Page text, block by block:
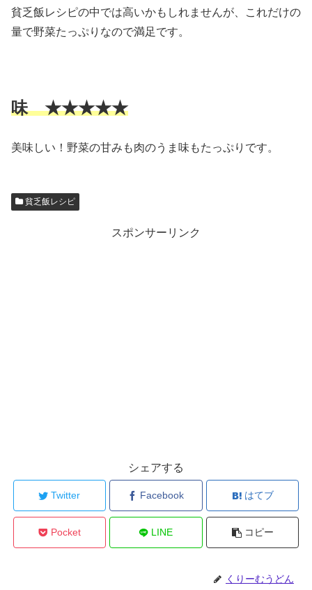
貧乏飯レシピの中では高いかもしれませんが、これだけの
量で野菜たっぷりなので満足です。
味 ★★★★★
美味しい！野菜の甘みも肉のうま味もたっぷりです。
貧乏飯レシピ
スポンサーリンク
シェアする
Twitter Facebook はてブ
Pocket LINE コピー
くりーむうどん